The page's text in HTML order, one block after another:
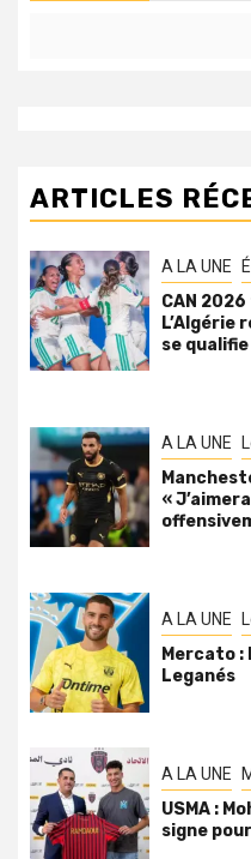
ARTICLES
A LA UNE
CAN
L’Algérie
se
A LA UNE
«
A LA UNE
Mercato :
Leganés
A LA UNE
USMA :
signe